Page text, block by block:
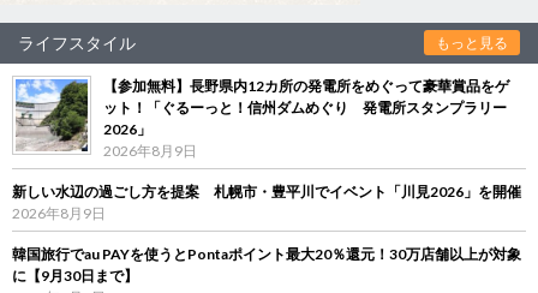
ライフスタイル もっと見る
【参加無料】長野県内12カ所の発電所をめぐって豪華賞品をゲ
ット！「ぐるーっと！信州ダムめぐり 発電所スタンプラリー
2026」
2026年8月9日
新しい水辺の過ごし方を提案 札幌市・豊平川でイベント「川見2026」を開催
2026年8月9日
韓国旅行でau PAYを使うとPontaポイント最大20％還元！30万店舗以上が対象
に【9月30日まで】